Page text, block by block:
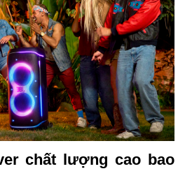
chất lượng cao bao